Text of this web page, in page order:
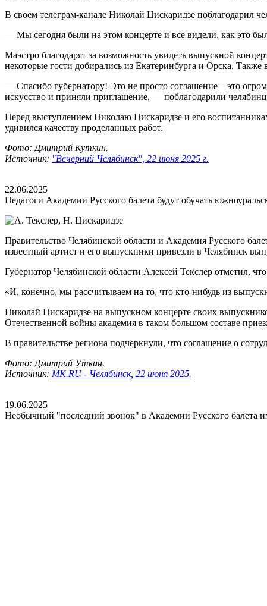
В своем телеграм-канале Николай Цискаридзе поблагодарил
— Мы сегодня были на этом концерте и все видели, как это
Маэстро благодарят за возможность увидеть выпускной
некоторые гости добирались из Екатеринбурга и Орска.
— Спасибо губернатору! Это не просто соглашение – это
искусство и приняли приглашение, — поблагодарили
Перед выступлением Николаю Цискаридзе и его
удивился качеству проделанных работ.
Фото: Дмитрий Куткин.
Источник: "Вечерний Челябинск", 22 июня 2025 г.
22.06.2025
Педагоги Академии Русского балета будут обучать
Правительство Челябинской области и Академия Русского
известный артист и его выпускники привезли в Челябинск
Губернатор Челябинской области Алексей Текслер отметил,
«И, конечно, мы рассчитываем на то, что кто-нибудь из
Николай Цискаридзе на выпускном концерте своих
Отечественной войны академия в таком большом составе
В правительстве региона подчеркнули, что соглашение о
Фото: Дмитрий Уткин.
Источник: МК.RU - Челябинск, 22 июня 2025.
19.06.2025
Необычный "последний звонок" в Академии Русского балета